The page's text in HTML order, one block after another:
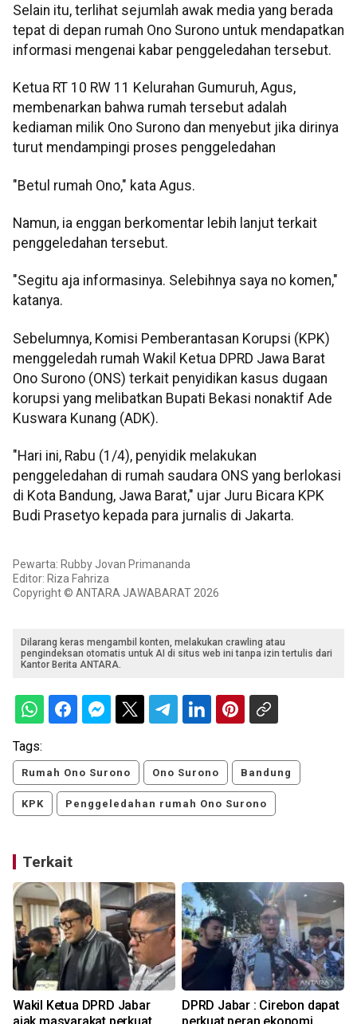
Selain itu, terlihat sejumlah awak media yang berada
tepat di depan rumah Ono Surono untuk mendapatkan
informasi mengenai kabar penggeledahan tersebut.
Ketua RT 10 RW 11 Kelurahan Gumuruh, Agus,
membenarkan bahwa rumah tersebut adalah
kediaman milik Ono Surono dan menyebut jika dirinya
turut mendampingi proses penggeledahan
"Betul rumah Ono," kata Agus.
Namun, ia enggan berkomentar lebih lanjut terkait
penggeledahan tersebut.
"Segitu aja informasinya. Selebihnya saya no komen,"
katanya.
Sebelumnya, Komisi Pemberantasan Korupsi (KPK)
menggeledah rumah Wakil Ketua DPRD Jawa Barat
Ono Surono (ONS) terkait penyidikan kasus dugaan
korupsi yang melibatkan Bupati Bekasi nonaktif Ade
Kuswara Kunang (ADK).
"Hari ini, Rabu (1/4), penyidik melakukan
penggeledahan di rumah saudara ONS yang berlokasi
di Kota Bandung, Jawa Barat," ujar Juru Bicara KPK
Budi Prasetyo kepada para jurnalis di Jakarta.
Pewarta: Rubby Jovan Primananda
Editor: Riza Fahriza
Copyright © ANTARA JAWABARAT 2026
Dilarang keras mengambil konten, melakukan crawling atau
pengindeksan otomatis untuk AI di situs web ini tanpa izin tertulis dari
Kantor Berita ANTARA.
Tags:
Rumah Ono Surono Ono Surono Bandung
KPK Penggeledahan rumah Ono Surono
Terkait
Wakil Ketua DPRD Jabar
ajak masyarakat perkuat
DPRD Jabar : Cirebon dapat
perkuat peran ekonomi